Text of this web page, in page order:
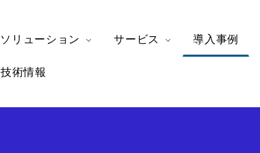
ソリューション サービス 導入事例
技術情報